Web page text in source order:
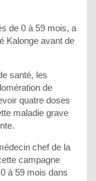
de 0 à 59 mois, a
Kalonge avant de
santé, les
de
quatre doses
maladie grave
chef de la
campagne
à 59 mois dans